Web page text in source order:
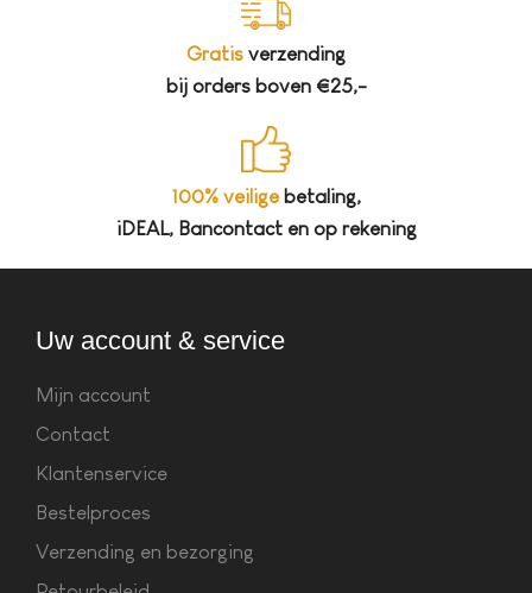
Gratis verzending
bij orders boven €25,-
100% veiligebetaling,
iDEAL, Bancontact en op rekening
Uw account & service
Mijn account
Contact
Klantenservice
Bestelproces
Verzending en bezorging